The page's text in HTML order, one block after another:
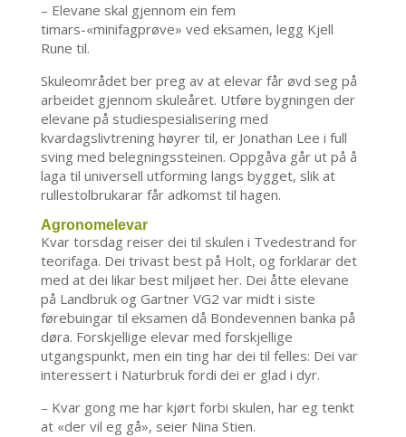
– Elevane skal gjennom ein fem
timars-«minifagprøve» ved eksamen, legg Kjell
Rune til.
Skuleområdet ber preg av at elevar får øvd seg på
arbeidet gjennom skuleåret. Utføre bygningen der
elevane på studiespesialisering med
kvardagslivtrening høyrer til, er Jonathan Lee i full
sving med belegningssteinen. Oppgåva går ut på å
laga til universell utforming langs bygget, slik at
rullestolbrukarar får adkomst til hagen.
Agronomelevar
Kvar torsdag reiser dei til skulen i Tvedestrand for
teorifaga. Dei trivast best på Holt, og forklarar det
med at dei likar best miljøet her. Dei åtte elevane
på Landbruk og Gartner VG2 var midt i siste
førebuingar til eksamen då Bondevennen banka på
døra. Forskjellige elevar med forskjellige
utgangspunkt, men ein ting har dei til felles: Dei var
interessert i Naturbruk fordi dei er glad i dyr.
– Kvar gong me har kjørt forbi skulen, har eg tenkt
at «der vil eg gå», seier Nina Stien.